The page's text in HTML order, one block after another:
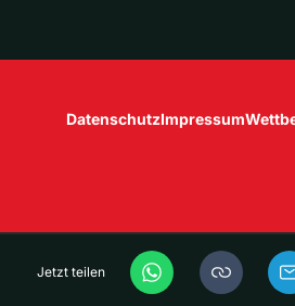
Jetzt teilen
DatenschutzImpressum